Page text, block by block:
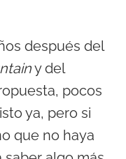
después del
y del
pocos
ya, pero si
que no haya